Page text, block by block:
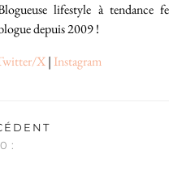
lifestyle à tendance
depuis 2009 !
X| Instagram
: